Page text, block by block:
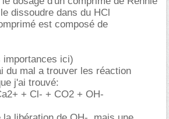
dissoudre dans du HCl
est composé de
ici)
du mal a trouver les réaction
j'ai trouvé:
+ Cl- + CO2 + OH-